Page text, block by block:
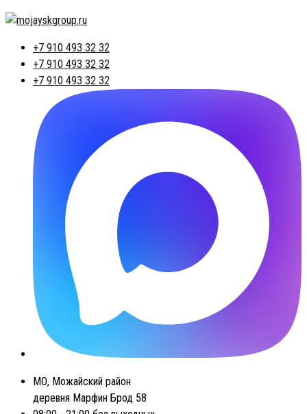
+7 910 493 32 32
+7 910 493 32 32
+7 910 493 32 32
МО, Можайский район
деревня Марфин Брод 58